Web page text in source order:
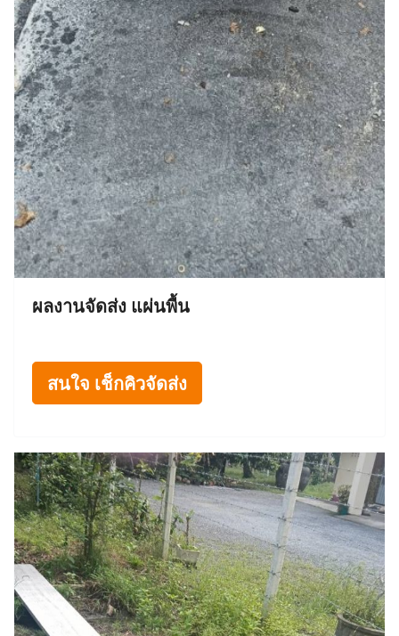
ผลงานจัดส่ง แผ่นพื้น
สนใจ เช็กคิวจัดส่ง